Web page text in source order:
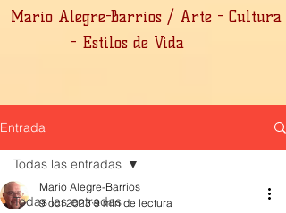
Mario Alegre-Barrios / Arte - Cultura
- Estilos de Vida
Entrada
Todas las entradas
Todas las entradas
Mario Alegre-Barrios
9 oct 2023 9 min de lectura